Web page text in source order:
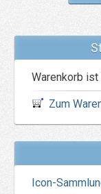
Warenkorb ist
Zum
Icon-